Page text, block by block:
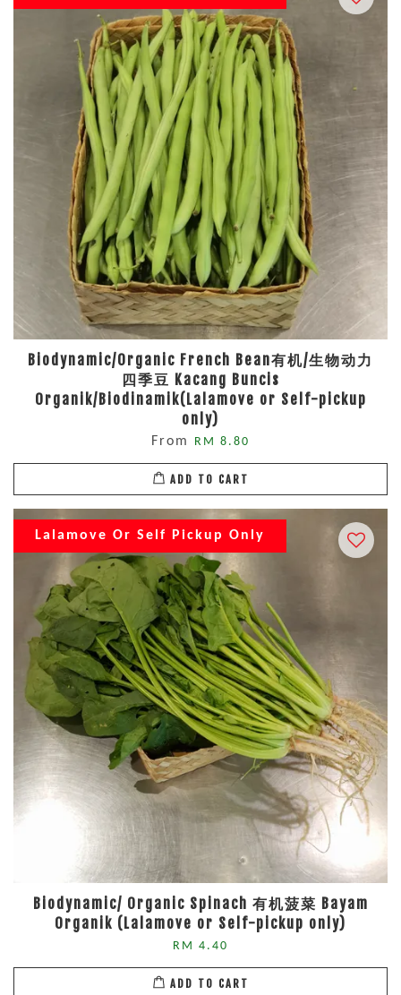
Biodynamic/Organic French Bean有机/生物动力
四季豆 Kacang Buncis
Organik/Biodinamik(Lalamove or Self-pickup
only)
From RM 8.80
ADD TO CART
Lalamove Or Self Pickup Only
Biodynamic/ Organic Spinach 有机菠菜 Bayam
Organik (Lalamove or Self-pickup only)
RM 4.40
ADD TO CART